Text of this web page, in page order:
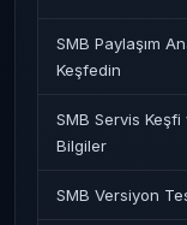
SMB Paylaşım
Keşfedin
SMB Servis
Bilgiler
SMB Versiyon